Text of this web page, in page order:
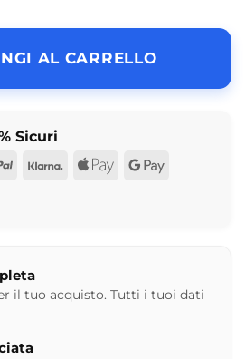
AL CARRELLO
Sicuri
PayPalKlarna Apple Google
il tuo acquisto. Tutti i tuoi dati